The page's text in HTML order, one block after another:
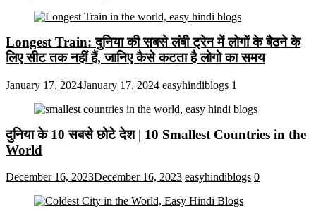
Longest Train: दुनिया की सबसे लंबी ट्रेन में लोगों के बैठने के
लिए सीट तक ​​नहीं हैं, जानिए कैसे कटता है लोगो का समय
January 17, 2024January 17, 2024 easyhindiblogs 1
दुनिया के 10 सबसे छोटे देश | 10 Smallest Countries in the
World
December 16, 2023December 16, 2023 easyhindiblogs 0